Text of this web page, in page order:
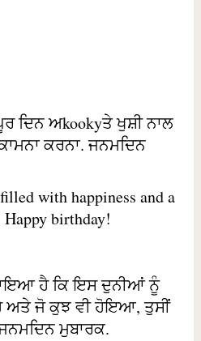
ਦਿਨ ਅkookyਤੇ ਖੁਸ਼ੀ ਨਾਲ
ਕਰਨਾ. ਜਨਮਦਿਨ
with happiness and a
birthday!
ਹੈ ਕਿ ਇਸ ਦੁਨੀਆਂ ਨੂੰ
ਅਤੇ ਜੋ ਕੁਝ ਵੀ ਹੋਇਆ, ਤੁਸੀਂ
ਮੁਬਾਰਕ.